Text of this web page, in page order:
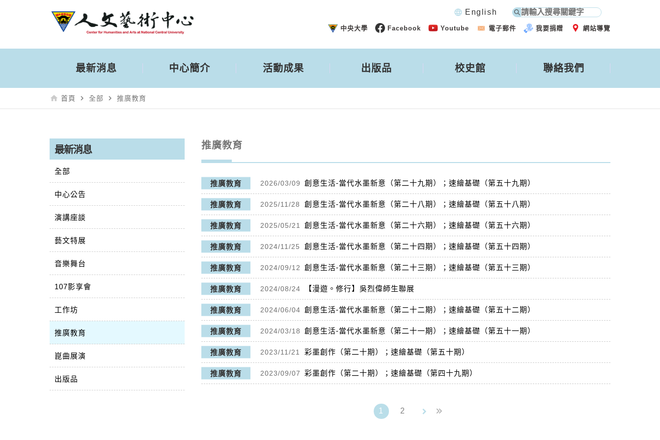
language English
中央大學 Facebook Youtube 電子郵件 我要捐贈 網站導覽
最新消息 中心簡介 活動成果 出版品 校史館 聯絡我們
home 首頁 navigate_next 全部 navigate_next 推廣教育
最新消息
全部
中心公告
演講座談
藝文特展
音樂舞台
107影享會
工作坊
推廣教育
崑曲展演
出版品
推廣教育
推廣教育 2026/03/09 創意生活-當代水墨新意（第二十九期）；速繪基礎（第五十九期）
推廣教育 2025/11/28 創意生活-當代水墨新意（第二十八期）；速繪基礎（第五十八期）
推廣教育 2025/05/21 創意生活-當代水墨新意（第二十六期）；速繪基礎（第五十六期）
推廣教育 2024/11/25 創意生活-當代水墨新意（第二十四期）；速繪基礎（第五十四期）
推廣教育 2024/09/12 創意生活-當代水墨新意（第二十三期）；速繪基礎（第五十三期）
推廣教育 2024/08/24 【漫遊。修行】吳烈偉師生聯展
推廣教育 2024/06/04 創意生活-當代水墨新意（第二十二期）；速繪基礎（第五十二期）
推廣教育 2024/03/18 創意生活-當代水墨新意（第二十一期）；速繪基礎（第五十一期）
推廣教育 2023/11/21 彩墨創作（第二十期）；速繪基礎（第五十期）
推廣教育 2023/09/07 彩墨創作（第二十期）；速繪基礎（第四十九期）
1 2 keyboard_arrow_right